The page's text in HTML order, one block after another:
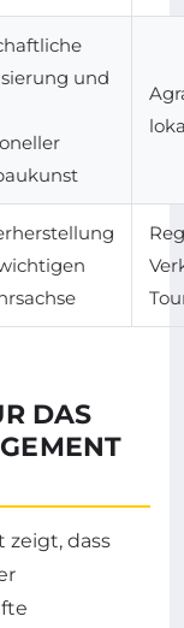
und
DAS
zeigt, dass